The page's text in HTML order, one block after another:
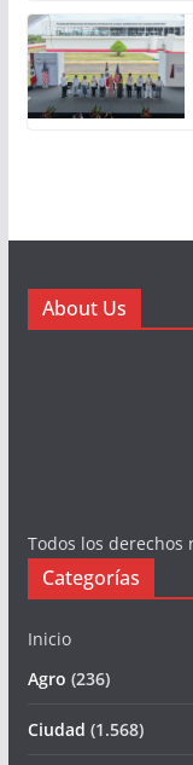
About Us
Todos los
Categorías
Inicio
Agro (236)
Ciudad (1.568)